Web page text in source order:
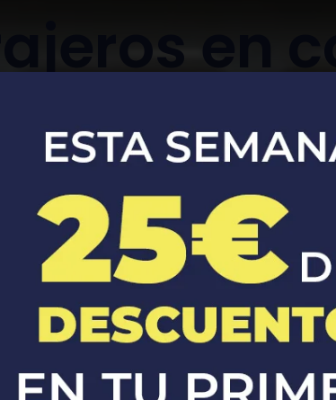
en
de
Apertura, reparación y
cerraduras de coches y